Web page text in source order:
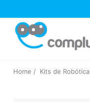
Home Kits de Robótica